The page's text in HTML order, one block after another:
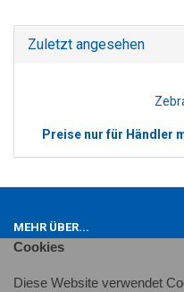
Cookies
Diese Website verwendet
Zuletzt angesehen
Preise nur für Händler
MEHR ÜBER...
Impressum
Widerrufsrecht